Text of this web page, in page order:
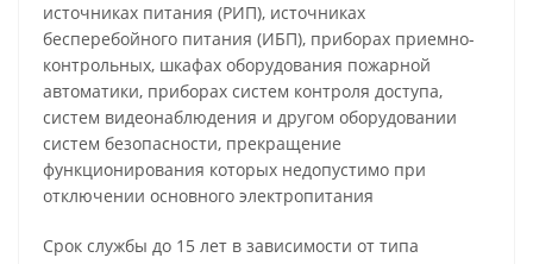
источниках питания (РИП), источниках
бесперебойного питания (ИБП), приборах приемно-
контрольных, шкафах оборудования пожарной
автоматики, приборах систем контроля доступа,
систем видеонаблюдения и другом оборудовании
систем безопасности, прекращение
функционирования которых недопустимо при
отключении основного электропитания
Срок службы до 15 лет в зависимости от типа